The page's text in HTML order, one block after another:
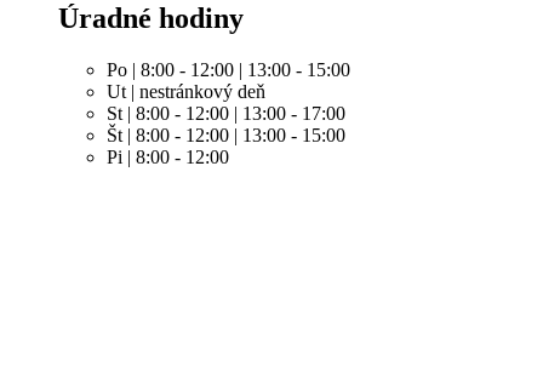
Úradné hodiny
Po | 8:00 - 12:00 | 13:00 - 15:00
Ut | nestránkový deň
St | 8:00 - 12:00 | 13:00 - 17:00
Št | 8:00 - 12:00 | 13:00 - 15:00
Pi | 8:00 - 12:00